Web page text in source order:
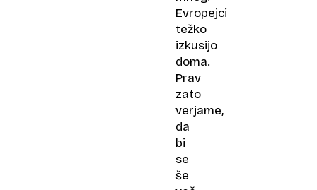
Evropejci
težko
izkusijo
doma.
Prav
zato
verjame,
da
bi
se
še